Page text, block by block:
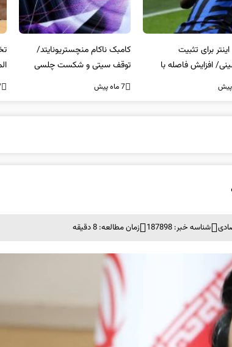
منچستریونایتد/
و شکست چلسی
تخلفات مالی در هیئت رشته‌ای
المپیکی در مازندران
7 ماه پیش 7
شناسه خبر: 187898 زمان مطالعه: 8 دقیقه